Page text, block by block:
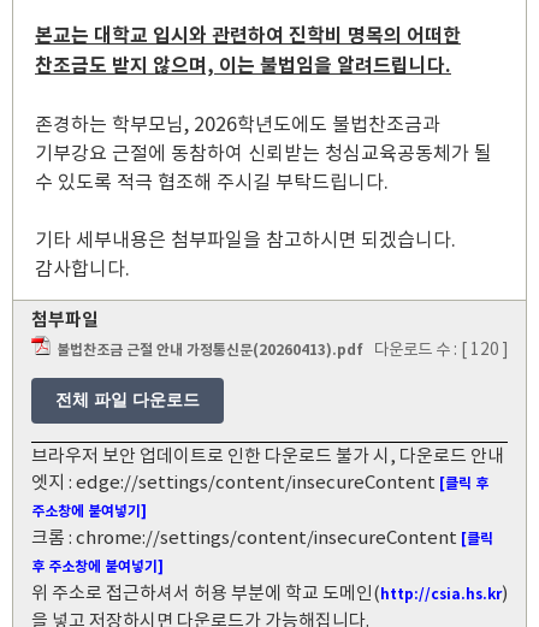
본교는 대학교 입시와 관련하여 진학비 명목의 어떠한
찬조금도 받지 않으며, 이는 불법임을 알려드립니다.
존경하는 학부모님, 2026학년도에도 불법찬조금과
기부강요 근절에 동참하여 신뢰받는 청심교육공동체가 될
수 있도록 적극 협조해 주시길 부탁드립니다.
기타 세부내용은 첨부파일을 참고하시면 되겠습니다.
감사합니다.
첨부파일
불법찬조금 근절 안내 가정통신문(20260413).pdf 다운로드 수 : [ 120 ]
전체 파일 다운로드
브라우저 보안 업데이트로 인한 다운로드 불가 시, 다운로드 안내
엣지 : edge://settings/content/insecureContent [클릭 후
주소창에 붙여넣기]
크롬 : chrome://settings/content/insecureContent [클릭
후 주소창에 붙여넣기]
위 주소로 접근하셔서 허용 부분에 학교 도메인( http://csia.hs.kr)
을 넣고 저장하시면 다운로드가 가능해집니다.